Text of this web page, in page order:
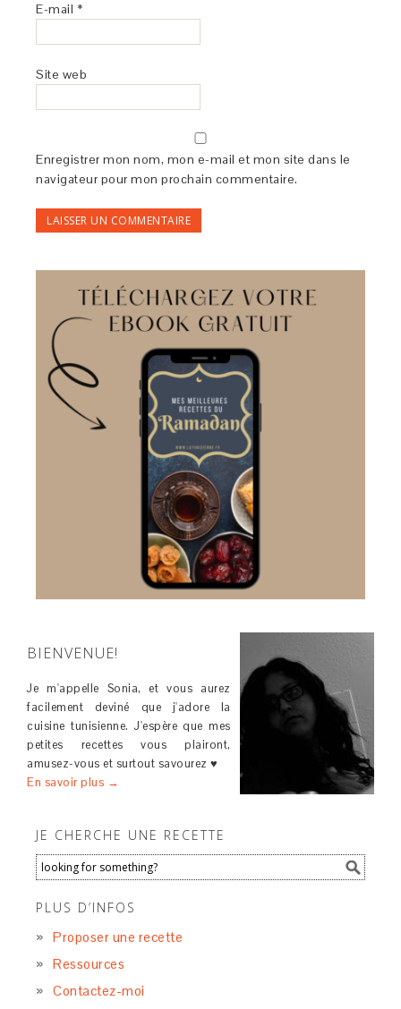
E-mail *
Site web
Enregistrer mon nom, mon e-mail et mon site dans le
navigateur pour mon prochain commentaire.
BIENVENUE!
Je m'appelle Sonia, et vous aurez
facilement deviné que j'adore la
cuisine tunisienne. J'espère que mes
petites recettes vous plairont,
amusez-vous et surtout savourez ♥
En savoir plus →
JE CHERCHE UNE RECETTE
PLUS D’INFOS
Proposer une recette
Ressources
Contactez-moi